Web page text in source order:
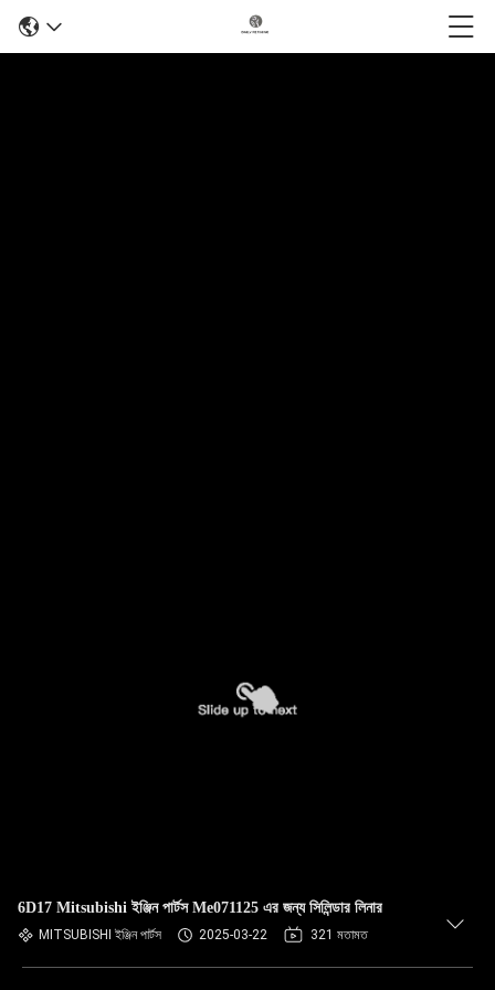
6D17 Mitsubishi ইঞ্জিন পার্টস Me071125 এর জন্য সিলিন্ডার লিনার
MITSUBISHI ইঞ্জিন পার্টস 2025-03-22 321 মতামত